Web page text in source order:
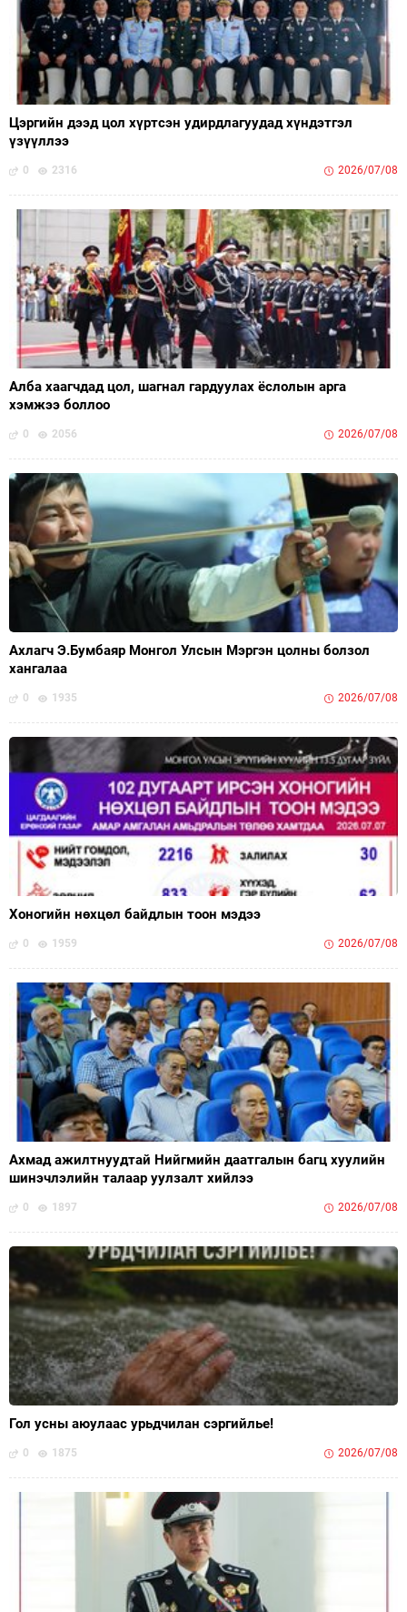
Цэргийн дээд цол хүртсэн удирдлагуудад хүндэтгэл
үзүүллээ
0 2316 2026/07/08
Алба хаагчдад цол, шагнал гардуулах ёслолын арга
хэмжээ боллоо
0 2056 2026/07/08
Ахлагч Э.Бумбаяр Монгол Улсын Мэргэн цолны болзол
хангалаа
0 1935 2026/07/08
Хоногийн нөхцөл байдлын тоон мэдээ
0 1959 2026/07/08
Ахмад ажилтнуудтай Нийгмийн даатгалын багц хуулийн
шинэчлэлийн талаар уулзалт хийлээ
0 1897 2026/07/08
Гол усны аюулаас урьдчилан сэргийлье!
0 1875 2026/07/08